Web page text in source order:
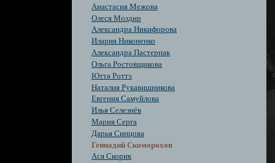
Анастасия Межова
Олеся Моздир
Александра Никифорова
Илария Никоненко
Александра Пастернак
Ольга Ростовщикова
Ютта Роттэ
Наталия Рукавишникова
Евгения Самуйлова
Илья Селезнёв
Мария Серга
Дарья Синцова
Геннадий Скоморохов
Ася Скорик